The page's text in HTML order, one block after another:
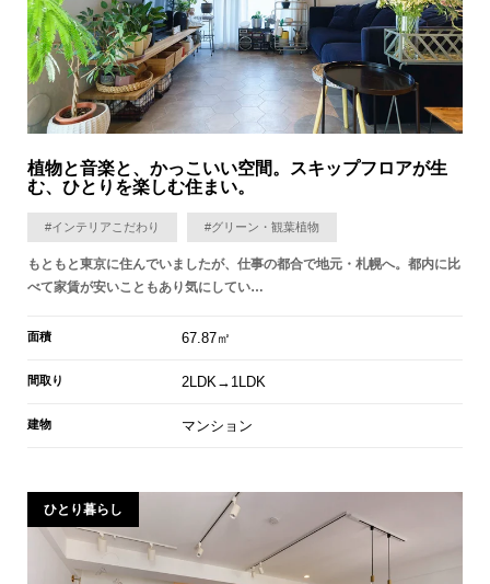
植物と音楽と、かっこいい空間。スキップフロアが生
む、ひとりを楽しむ住まい。
#インテリアこだわり #グリーン・観葉植物
もともと東京に住んでいましたが、仕事の都合で地元・札幌へ。都内に比
べて家賃が安いこともあり気にしてい…
面積 67.87㎡
間取り 2LDK→1LDK
建物 マンション
ひとり暮らし